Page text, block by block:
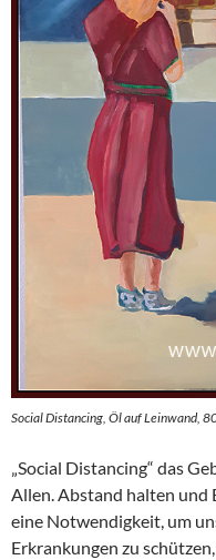
Social Distancing, Öl auf Leinwand,
„Social Distancing“ das
Allen. Abstand halten und
eine Notwendigkeit, um
Erkrankungen zu